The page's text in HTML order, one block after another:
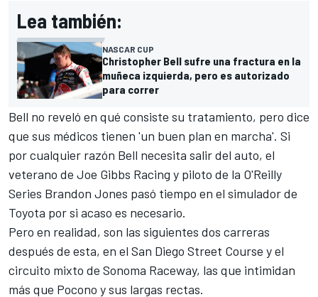
Lea también:
NASCAR CUP
Christopher Bell sufre una fractura en la
muñeca izquierda, pero es autorizado
para correr
Bell no reveló en qué consiste su tratamiento, pero dice
que sus médicos tienen 'un buen plan en marcha'. Si
por cualquier razón Bell necesita salir del auto, el
veterano de Joe Gibbs Racing y piloto de la O'Reilly
Series Brandon Jones pasó tiempo en el simulador de
Toyota por si acaso es necesario.
Pero en realidad, son las siguientes dos carreras
después de esta, en el San Diego Street Course y el
circuito mixto de Sonoma Raceway, las que intimidan
más que Pocono y sus largas rectas.